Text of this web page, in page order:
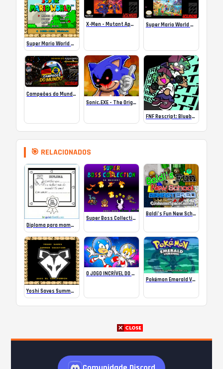
Super Mario World SA-1 Online
X-Men – Mutant Apocalypse Rebalanced Online Super Mario World Mix Online
Campeões do Mundo (ISS) Online
Sonic.EXE – The Original Game Online
FNF Rescript: Blueballed
🎯 RELACIONADOS
Diploma para mamães. Desenhos para colorir
Super Boss Collection
Baldi’s Fun New School Remastered 1.4.7
Yoshi Saves Summer Vacation
O JOGO INCRÍVEL DO SONIC NO ESPAÇO!
Pokémon Emerald Version | Game Boy Advance